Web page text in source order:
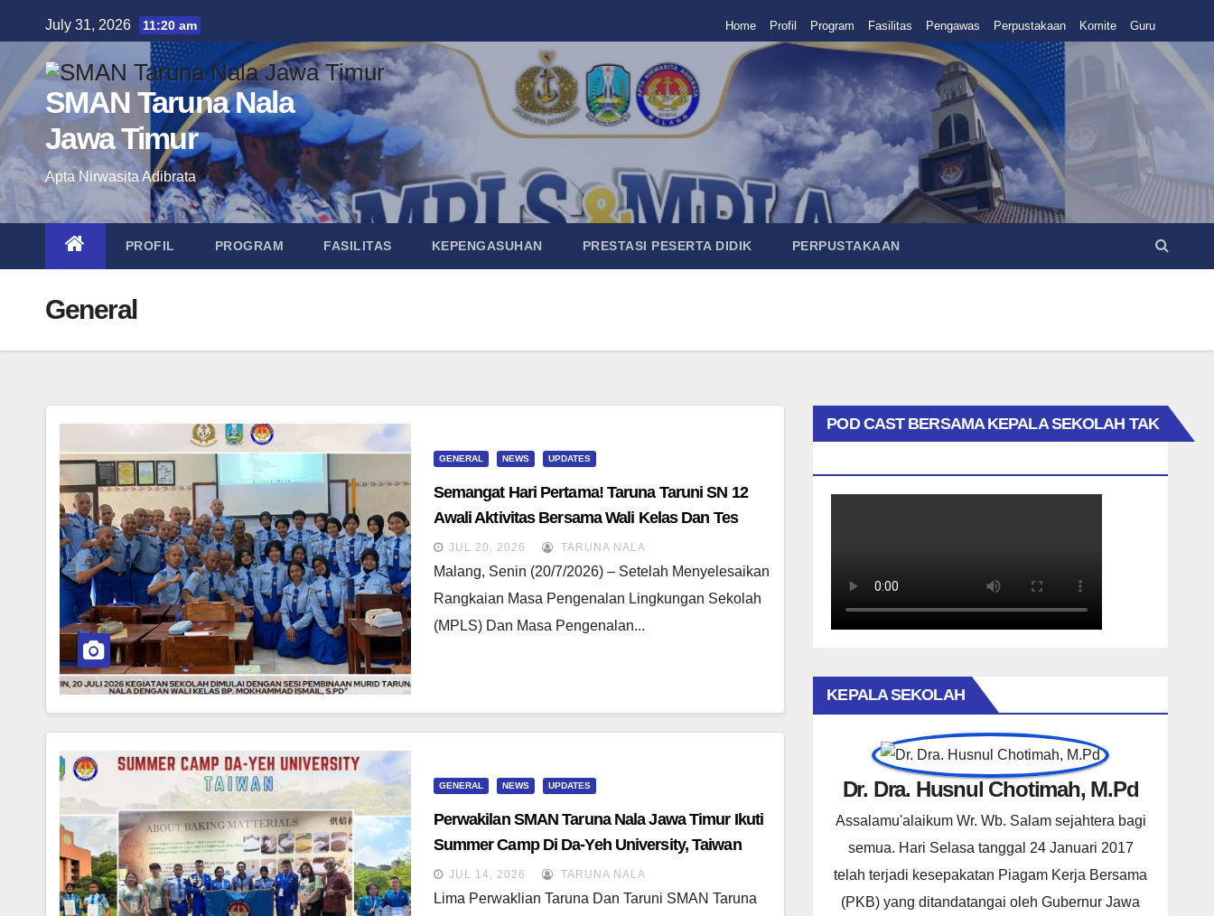
to
content
July 31, 2026 11:20 am Home Profil Program Fasilitas Pengawas Perpustakaan Komite Guru
SMAN Taruna Nala
Jawa Timur
Apta Nirwasita Adibrata
PROFIL PROGRAM FASILITAS KEPENGASUHAN PRESTASI PESERTA DIDIK PERPUSTAKAAN
General
GENERAL NEWS UPDATES
Semangat Hari Pertama! Taruna Taruni SN 12
Awali Aktivitas Bersama Wali Kelas Dan Tes
Asesmen Diagnostik
JUL 20, 2026 TARUNA NALA
Malang, Senin (20/7/2026) – Setelah Menyelesaikan
Rangkaian Masa Pengenalan Lingkungan Sekolah
(MPLS) Dan Masa Pengenalan...
GENERAL NEWS UPDATES
Perwakilan SMAN Taruna Nala Jawa Timur Ikuti
Summer Camp Di Da-Yeh University, Taiwan
JUL 14, 2026 TARUNA NALA
Lima Perwaklian Taruna Dan Taruni SMAN Taruna
POD CAST BERSAMA KEPALA SEKOLAH TAK
KEPALA SEKOLAH
Dr. Dra. Husnul Chotimah, M.Pd
Assalamu'alaikum Wr. Wb. Salam sejahtera bagi
semua. Hari Selasa tanggal 24 Januari 2017
telah terjadi kesepakatan Piagam Kerja Bersama
(PKB) yang ditandatangai oleh Gubernur Jawa